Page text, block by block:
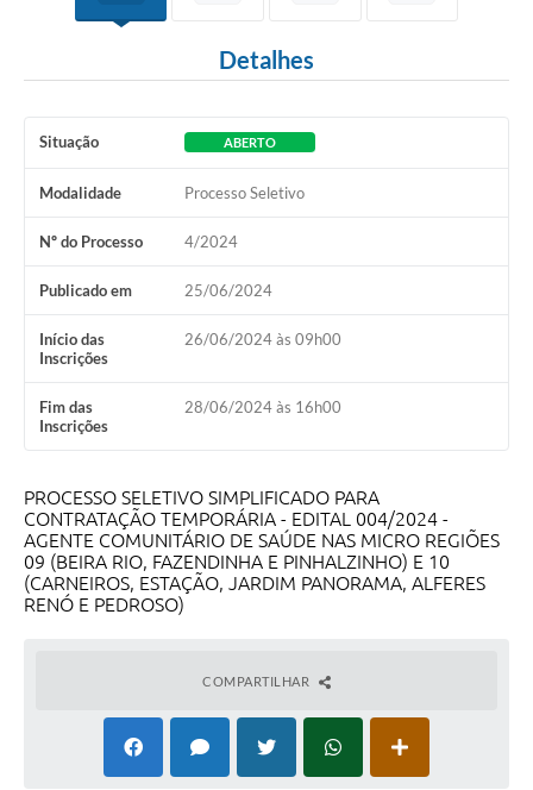
Detalhes
Situação ABERTO
Modalidade Processo Seletivo
Nº do Processo 4/2024
Publicado em 25/06/2024
Início das
Inscrições
26/06/2024 às 09h00
Fim das
Inscrições
28/06/2024 às 16h00
PROCESSO SELETIVO SIMPLIFICADO PARA
CONTRATAÇÃO TEMPORÁRIA - EDITAL 004/2024 -
AGENTE COMUNITÁRIO DE SAÚDE NAS MICRO REGIÕES
09 (BEIRA RIO, FAZENDINHA E PINHALZINHO) E 10
(CARNEIROS, ESTAÇÃO, JARDIM PANORAMA, ALFERES
RENÓ E PEDROSO)
COMPARTILHAR